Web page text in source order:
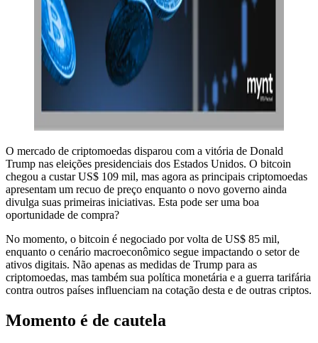
O mercado de criptomoedas disparou com a vitória de Donald
Trump nas eleições presidenciais dos Estados Unidos. O bitcoin
chegou a custar US$ 109 mil, mas agora as principais criptomoedas
apresentam um recuo de preço enquanto o novo governo ainda
divulga suas primeiras iniciativas. Esta pode ser uma boa
oportunidade de compra?
No momento, o bitcoin é negociado por volta de US$ 85 mil,
enquanto o cenário macroeconômico segue impactando o setor de
ativos digitais. Não apenas as medidas de Trump para as
criptomoedas, mas também sua política monetária e a guerra tarifária
contra outros países influenciam na cotação desta e de outras criptos.
Momento é de cautela